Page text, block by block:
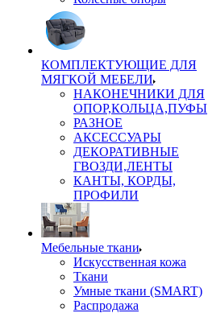
КОМПЛЕКТУЮЩИЕ ДЛЯ
МЯГКОЙ МЕБЕЛИ
НАКОНЕЧНИКИ ДЛЯ
ОПОР,КОЛЬЦА,ПУФЫ
РАЗНОЕ
АКСЕССУАРЫ
ДЕКОРАТИВНЫЕ
ГВОЗДИ,ЛЕНТЫ
КАНТЫ, КОРДЫ,
ПРОФИЛИ
Мебельные ткани
Искусственная кожа
Ткани
Умные ткани (SMART)
Распродажа